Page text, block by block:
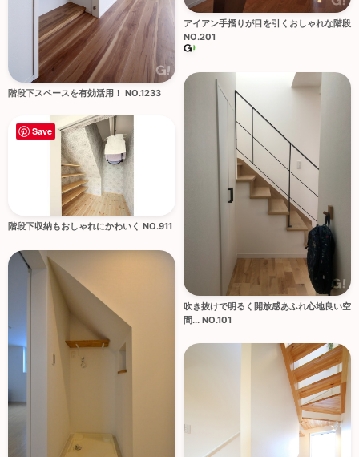
アイアン手摺りが目を引くおしゃれな階段
NO.201
階段下スペースを有効活用！ NO.1233
吹き抜けで明るく開放感あふれ心地良い空
間... NO.101
階段下収納もおしゃれにかわいく NO.911
Save